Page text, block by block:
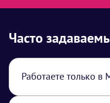
Часто
Работаете только в
стоимость услуги